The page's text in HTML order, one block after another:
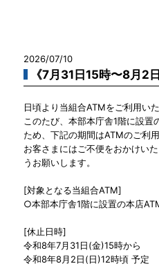
2026/07/10
《7月31日15時〜8月2
日頃より当組合ATMをご利用い
このたび、本部本庁舎1階に設
ため、下記の期間はATMのご利
お客さまにはご不便をおかけい
うお願いします。
[対象となる当組合ATM]
○本部本庁舎1階に設置の本店
[休止日時]
令和8年7月31日(金)15時から
令和8年8月2日(日)12時頃 予定